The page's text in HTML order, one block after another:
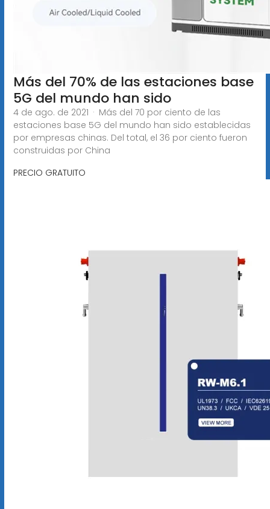
Más del 70% de las estaciones base
5G del mundo han sido
4 de ago. de 2021 · Más del 70 por ciento de las
estaciones base 5G del mundo han sido establecidas
por empresas chinas. Del total, el 36 por ciento fueron
construidas por China
PRECIO GRATUITO